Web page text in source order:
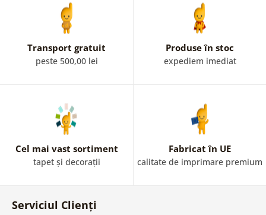
Transport gratuit
peste 500,00 lei
Produse în stoc
expediem imediat
Cel mai vast sortiment
tapet și decorații
Fabricat în UE
calitate de imprimare premium
Serviciul Clienți